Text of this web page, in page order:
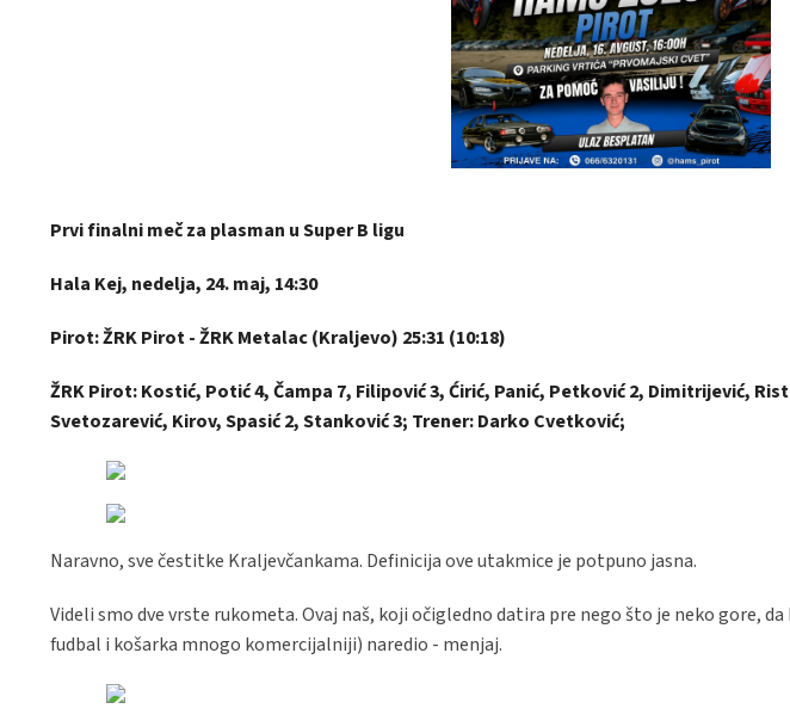
Prvi finalni meč za plasman u Super B ligu
Hala Kej, nedelja, 24. maj, 14:30
Pirot: ŽRK Pirot - ŽRK Metalac (Kraljevo) 25:31 (10:18)
ŽRK Pirot: Kostić, Potić 4, Čampa 7, Filipović 3, Ćirić, Panić, Petković 2, Dimitrijević,
Svetozarević, Kirov, Spasić 2, Stanković 3; Trener: Darko Cvetković;
Naravno, sve čestitke Kraljevčankama. Definicija ove utakmice je potpuno jasna.
Videli smo dve vrste rukometa. Ovaj naš, koji očigledno datira pre nego što je neko gore,
fudbal i košarka mnogo komercijalniji) naredio - menjaj.